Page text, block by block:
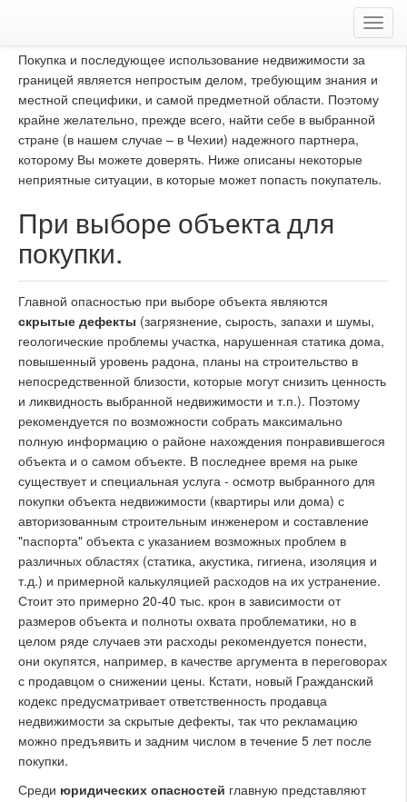
Покупка и последующее использование недвижимости за
границей является непростым делом, требующим знания и
местной специфики, и самой предметной области. Поэтому
крайне желательно, прежде всего, найти себе в выбранной
стране (в нашем случае – в Чехии) надежного партнера,
которому Вы можете доверять. Ниже описаны некоторые
неприятные ситуации, в которые может попасть покупатель.
При выборе объекта для
покупки.
Главной опасностью при выборе объекта являются
скрытые дефекты (загрязнение, сырость, запахи и шумы,
геологические проблемы участка, нарушенная статика дома,
повышенный уровень радона, планы на строительство в
непосредственной близости, которые могут снизить ценность
и ликвидность выбранной недвижимости и т.п.). Поэтому
рекомендуется по возможности собрать максимально
полную информацию о районе нахождения понравившегося
объекта и о самом объекте. В последнее время на рыке
существует и специальная услуга - осмотр выбранного для
покупки объекта недвижимости (квартиры или дома) с
авторизованным строительным инженером и составление
"паспорта" объекта с указанием возможных проблем в
различных областях (статика, акустика, гигиена, изоляция и
т.д.) и примерной калькуляцией расходов на их устранение.
Стоит это примерно 20-40 тыс. крон в зависимости от
размеров объекта и полноты охвата проблематики, но в
целом ряде случаев эти расходы рекомендуется понести,
они окупятся, например, в качестве аргумента в переговорах
с продавцом о снижении цены. Кстати, новый Гражданский
кодекс предусматривает ответственность продавца
недвижимости за скрытые дефекты, так что рекламацию
можно предъявить и задним числом в течение 5 лет после
покупки.
Среди юридических опасностей главную представляют